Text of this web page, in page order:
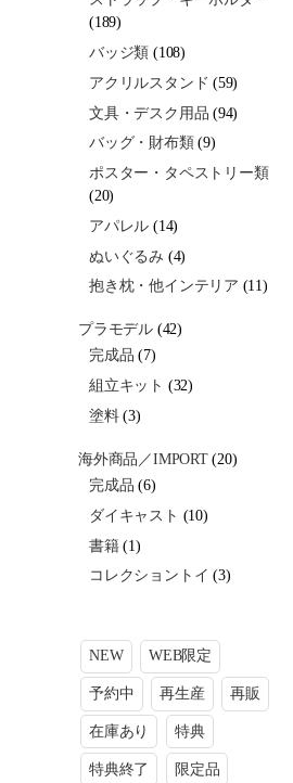
(189)
バッジ類 (108)
アクリルスタンド (59)
文具・デスク用品 (94)
バッグ・財布類 (9)
ポスター・タペストリー類
(20)
アパレル (14)
ぬいぐるみ (4)
抱き枕・他インテリア (11)
プラモデル(42)
完成品 (7)
組立キット (32)
塗料(3)
海外商品／IMPORT(20)
完成品 (6)
ダイキャスト (10)
書籍(1)
コレクショントイ (3)
NEW WEB限定
予約中 再生産 再販
在庫あり 特典
特典終了 限定品